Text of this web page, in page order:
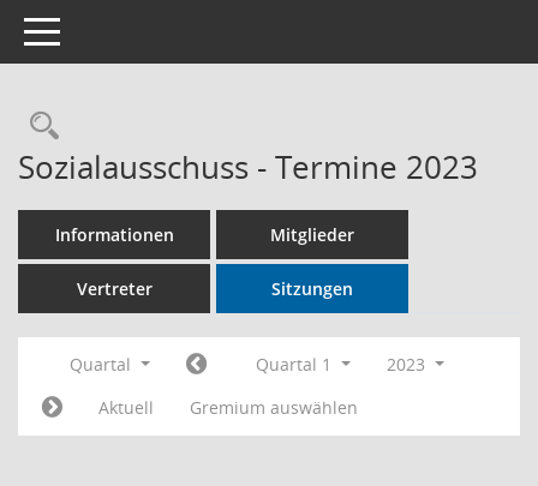
Toggle navigation
Rechercheauswahl
Sozialausschuss - Termine 2023
Informationen Mitglieder
Vertreter Sitzungen
Quartal Quartal 1
2023
Aktuell
Gremium auswählen